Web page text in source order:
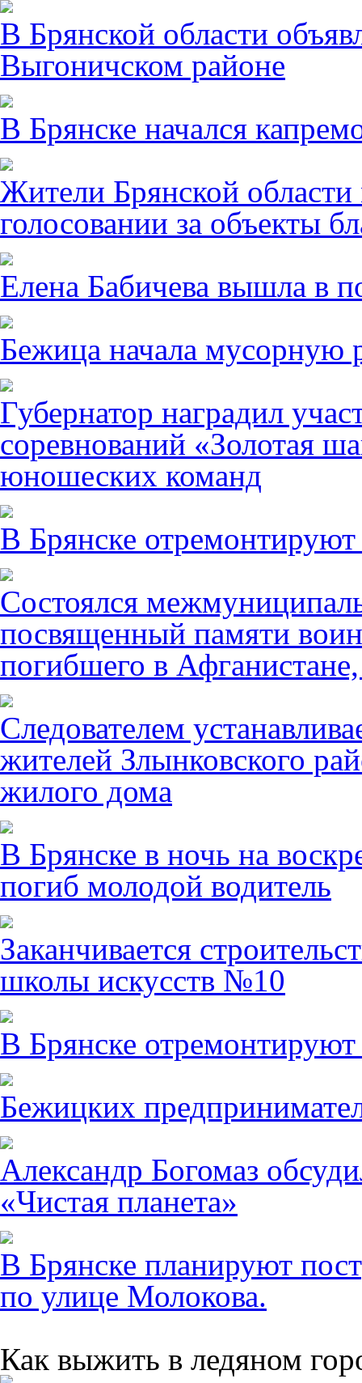
В Брянской области
Выгоничском районе
В Брянске начался
Жители Брянской области
голосовании за объекты
Елена Бабичева вышла в
Бежица начала мусорную
Губернатор наградил
соревнований «Золотая
юношеских команд
В Брянске
Состоялся
посвященный памяти
погибшего в
Следователем
жителей Злынковского
жилого дома
В Брянске в ночь на
погиб молодой водитель
Заканчивается
школы искусств №10
В Брянске
Бежицких
Александр Богомаз
«Чистая планета»
В Брянске планируют
по улице Молокова.
Как выжить в ледяном